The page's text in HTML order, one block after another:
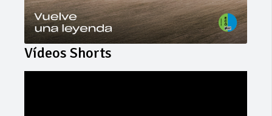
Vídeos Shorts